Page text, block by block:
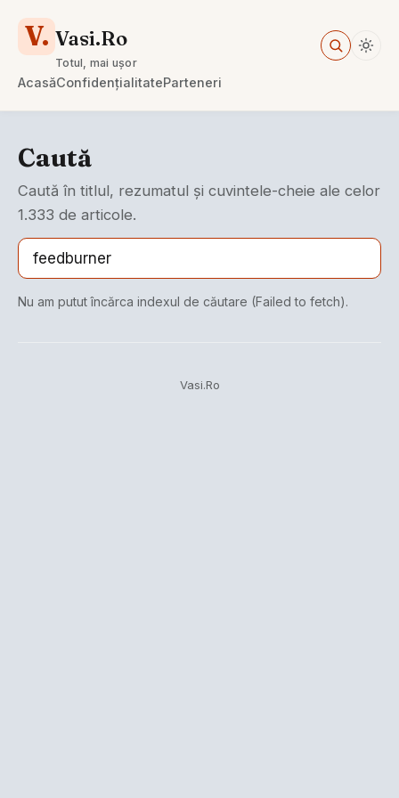
V. Vasi.Ro
Totul, mai ușor
AcasăConfidențialitateParteneri
Caută
Caută în titlul, rezumatul și cuvintele-cheie ale celor
1.333 de articole.
Nu am putut încărca indexul de căutare (Failed to fetch).
Vasi.Ro